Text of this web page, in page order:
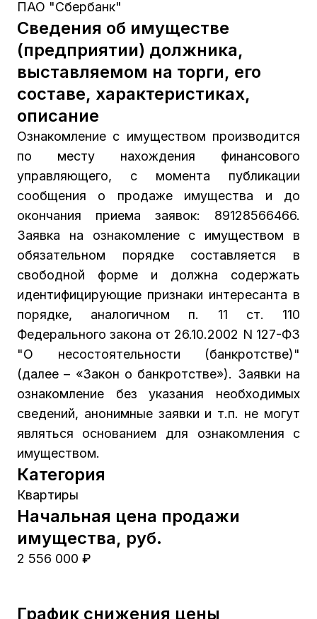
ПАО "Сбербанк"
Сведения об имуществе
(предприятии) должника,
выставляемом на торги, его
составе, характеристиках,
описание
Ознакомление с имуществом производится
по месту нахождения финансового
управляющего, с момента публикации
сообщения о продаже имущества и до
окончания приема заявок: 89128566466.
Заявка на ознакомление с имуществом в
обязательном порядке составляется в
свободной форме и должна содержать
идентифицирующие признаки интересанта в
порядке, аналогичном п. 11 ст. 110
Федерального закона от 26.10.2002 N 127-ФЗ
"О несостоятельности (банкротстве)"
(далее – «Закон о банкротстве»). Заявки на
ознакомление без указания необходимых
сведений, анонимные заявки и т.п. не могут
являться основанием для ознакомления с
имуществом.
Категория
Квартиры
Начальная цена продажи
имущества, руб.
2 556 000 ₽
График снижения цены